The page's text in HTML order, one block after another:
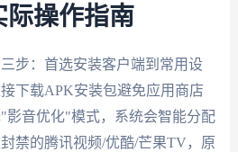
际操作指南
步：首选安装客户端到常用设
下载APK安装包避免应用商店
影音优化"模式，系统会智能分配
禁的腾讯视频/优酷/芒果TV，原